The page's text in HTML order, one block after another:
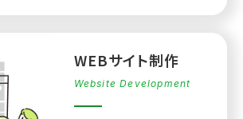
WEBサイト制作
Website Development